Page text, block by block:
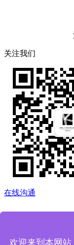
关注我们
在线沟通
欢迎来到本网站